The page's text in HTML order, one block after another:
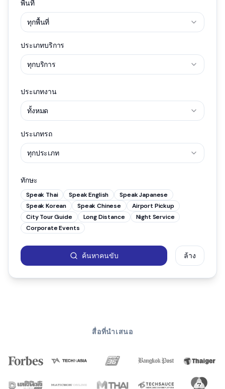
พื้นที่
ทุกพื้นที่
ประเภทบริการ
ทุกบริการ
ประเภทงาน
ทั้งหมด
ประเภทรถ
ทุกประเภท
ทักษะ
Speak Thai Speak English
Speak Japanese
Speak Korean
Speak Chinese
Airport Pickup
City Tour Guide
Long Distance
Night Service
Corporate Events
ค้นหาคนขับ ล้าง
สื่อที่นำเสนอ